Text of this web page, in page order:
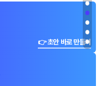
👉 초안 바로 만들기